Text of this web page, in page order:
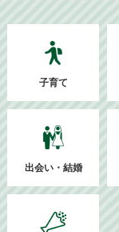
子育て
出会い・結婚